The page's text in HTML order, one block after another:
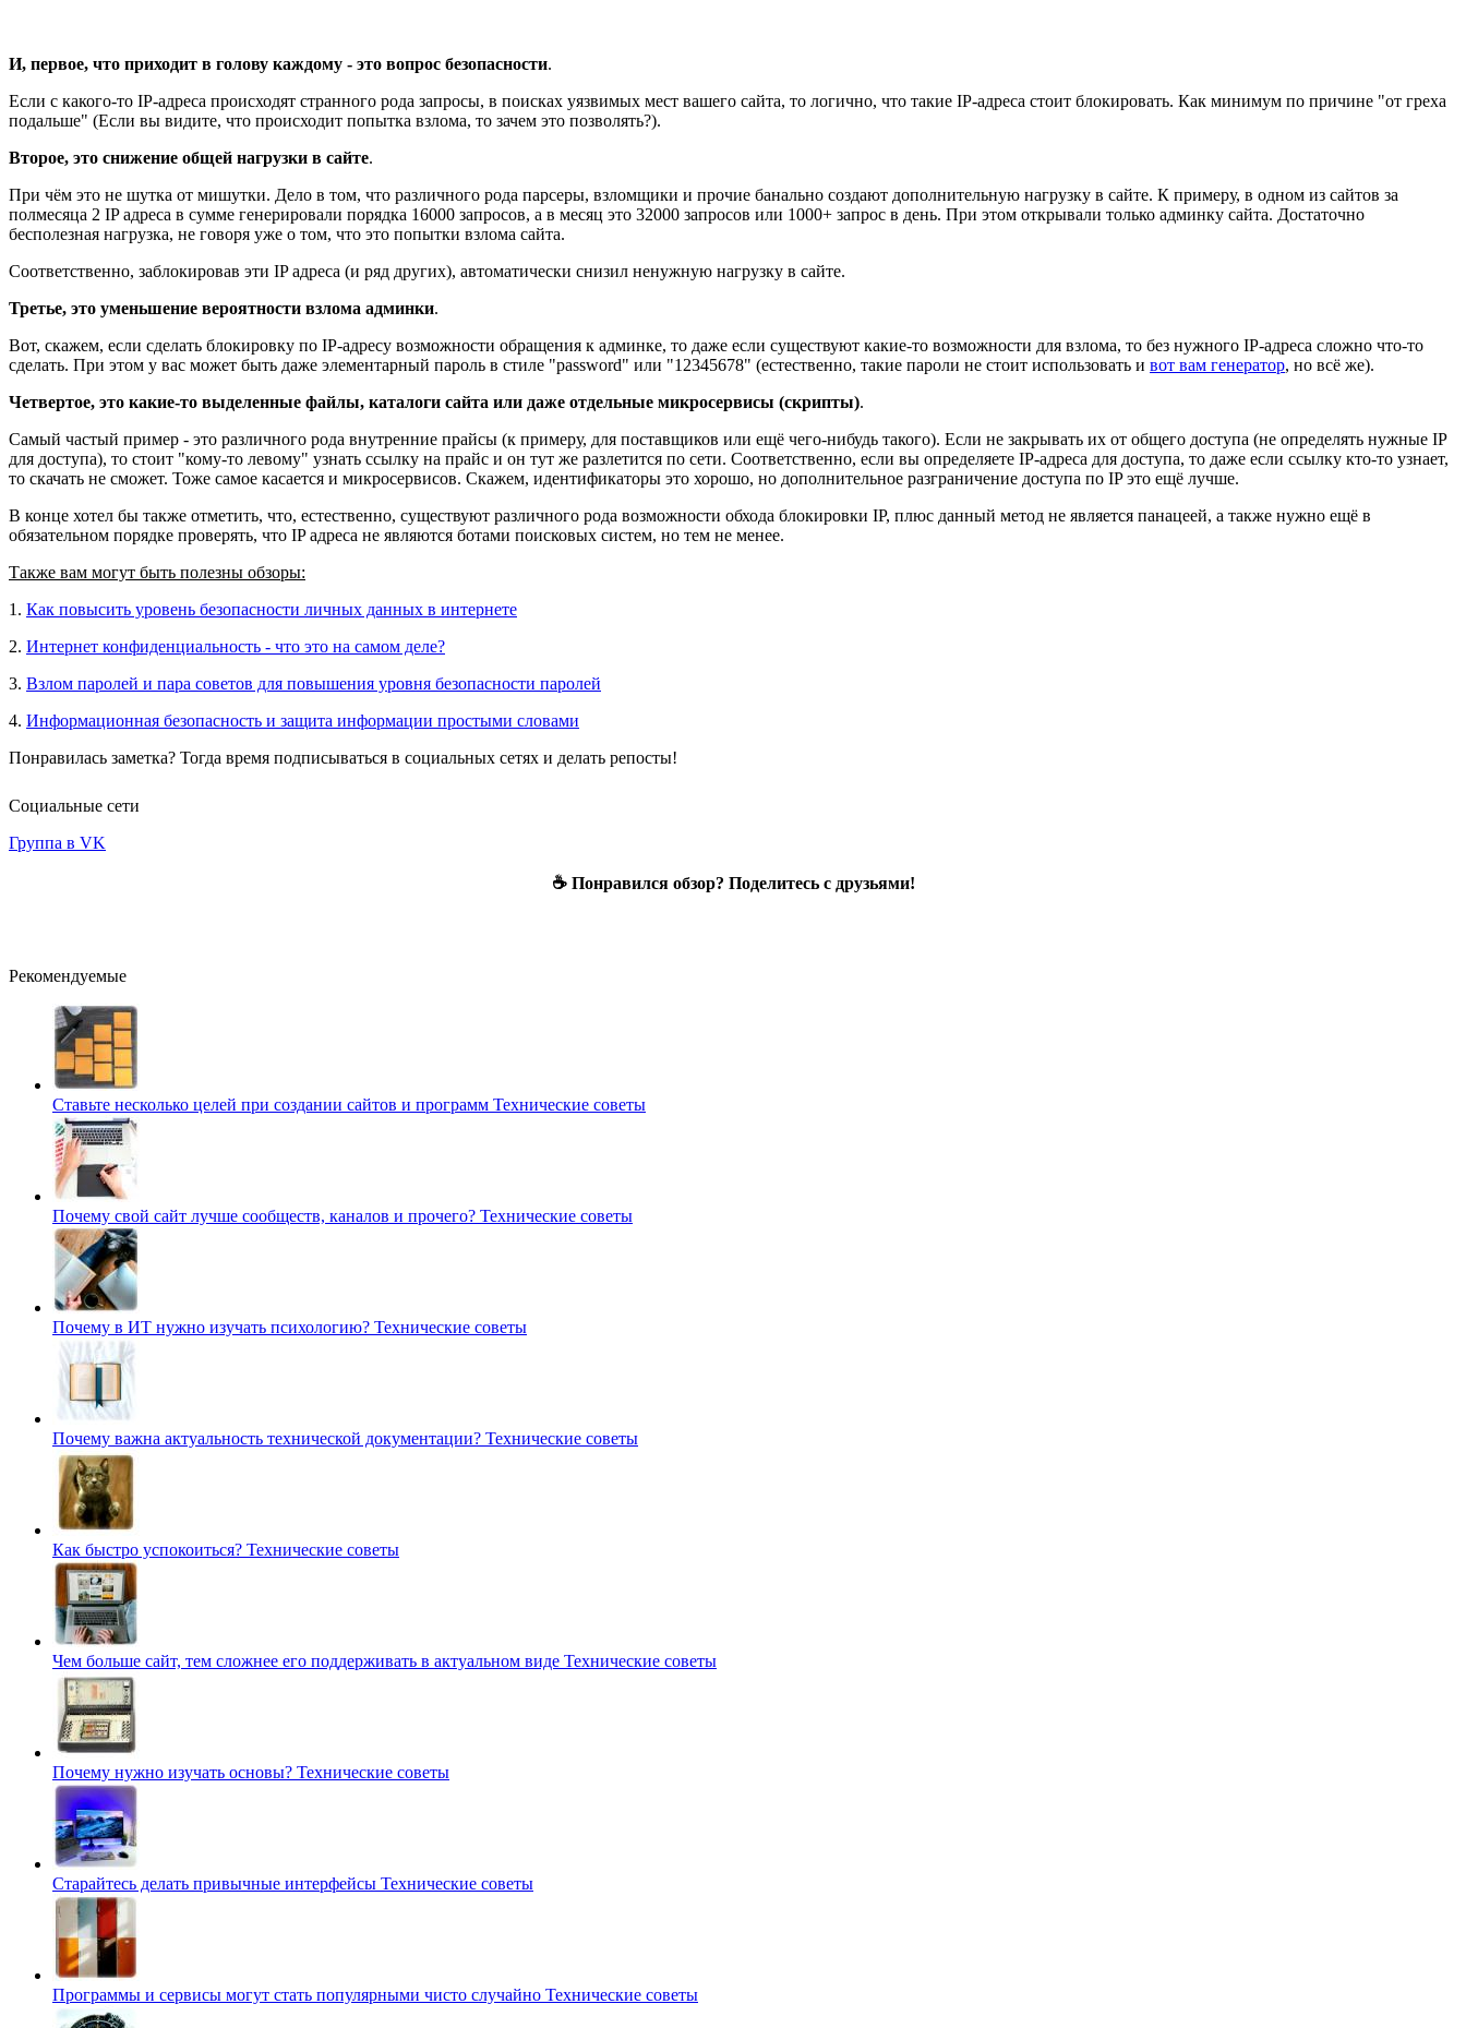
И, первое, что приходит в голову каждому - это вопрос безопасности.
Если с какого-то IP-адреса происходят странного рода запросы, в поисках уязвимых мест вашего сайта, то логично, что такие IP-адреса стоит блокировать. Как минимум по причине "от греха
подальше" (Если вы видите, что происходит попытка взлома, то зачем это позволять?).
Второе, это снижение общей нагрузки в сайте.
При чём это не шутка от мишутки. Дело в том, что различного рода парсеры, взломщики и прочие банально создают дополнительную нагрузку в сайте. К примеру, в одном из сайтов за
полмесяца 2 IP адреса в сумме генерировали порядка 16000 запросов, а в месяц это 32000 запросов или 1000+ запрос в день. При этом открывали только админку сайта. Достаточно
бесполезная нагрузка, не говоря уже о том, что это попытки взлома сайта.
Соответственно, заблокировав эти IP адреса (и ряд других), автоматически снизил ненужную нагрузку в сайте.
Третье, это уменьшение вероятности взлома админки.
Вот, скажем, если сделать блокировку по IP-адресу возможности обращения к админке, то даже если существуют какие-то возможности для взлома, то без нужного IP-адреса сложно что-то
сделать. При этом у вас может быть даже элементарный пароль в стиле "password" или "12345678" (естественно, такие пароли не стоит использовать и вот вам генератор, но всё же).
Четвертое, это какие-то выделенные файлы, каталоги сайта или даже отдельные микросервисы (скрипты).
Самый частый пример - это различного рода внутренние прайсы (к примеру, для поставщиков или ещё чего-нибудь такого). Если не закрывать их от общего доступа (не определять нужные IP
для доступа), то стоит "кому-то левому" узнать ссылку на прайс и он тут же разлетится по сети. Соответственно, если вы определяете IP-адреса для доступа, то даже если ссылку кто-то узнает,
то скачать не сможет. Тоже самое касается и микросервисов. Скажем, идентификаторы это хорошо, но дополнительное разграничение доступа по IP это ещё лучше.
В конце хотел бы также отметить, что, естественно, существуют различного рода возможности обхода блокировки IP, плюс данный метод не является панацеей, а также нужно ещё в
обязательном порядке проверять, что IP адреса не являются ботами поисковых систем, но тем не менее.
Также вам могут быть полезны обзоры:
1. Как повысить уровень безопасности личных данных в интернете
2. Интернет конфиденциальность - что это на самом деле?
3. Взлом паролей и пара советов для повышения уровня безопасности паролей
4. Информационная безопасность и защита информации простыми словами
Понравилась заметка? Тогда время подписываться в социальных сетях и делать репосты!
Социальные сети
Группа в VK
☕ Понравился обзор? Поделитесь с друзьями!
Рекомендуемые
Ставьте несколько целей при создании сайтов и программ Технические советы
Почему свой сайт лучше сообществ, каналов и прочего? Технические советы
Почему в ИТ нужно изучать психологию? Технические советы
Почему важна актуальность технической документации? Технические советы
Как быстро успокоиться? Технические советы
Чем больше сайт, тем сложнее его поддерживать в актуальном виде Технические советы
Почему нужно изучать основы? Технические советы
Старайтесь делать привычные интерфейсы Технические советы
Программы и сервисы могут стать популярными чисто случайно Технические советы